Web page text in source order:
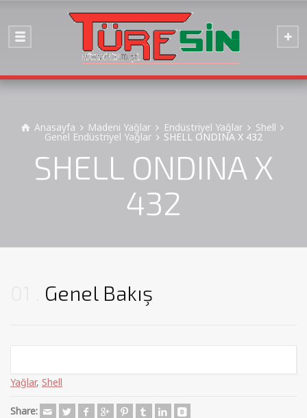
Anasayfa Madeni Yağlar Endüstriyel Yağlar Shell
Genel Endüstriyel Yağlar SHELL ONDINA X 432
SHELL ONDINA X
432
Genel Bakış
Yağlar, Shell
Share: